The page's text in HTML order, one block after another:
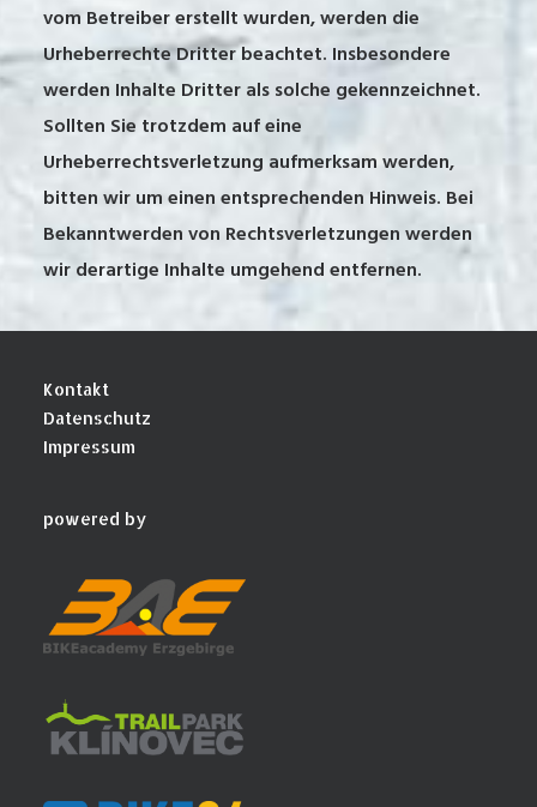
vom Betreiber erstellt wurden, werden die
Urheberrechte Dritter beachtet. Insbesondere
werden Inhalte Dritter als solche gekennzeichnet.
Sollten Sie trotzdem auf eine
Urheberrechtsverletzung aufmerksam werden,
bitten wir um einen entsprechenden Hinweis. Bei
Bekanntwerden von Rechtsverletzungen werden
wir derartige Inhalte umgehend entfernen.
Kontakt
Datenschutz
Impressum
powered by